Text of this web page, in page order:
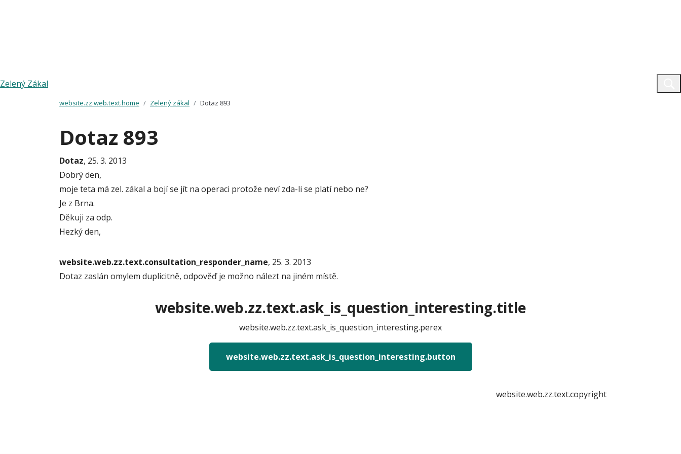
Zelený Zákal
website.zz.web.text.home Zelený zákal Dotaz 893
Dotaz 893
Dotaz, 25. 3. 2013
Dobrý den,
moje teta má zel. zákal a bojí se jít na operaci protože neví zda-li se platí nebo ne?
Je z Brna.
Děkuji za odp.
Hezký den,
website.web.zz.text.consultation_responder_name, 25. 3. 2013
Dotaz zaslán omylem duplicitně, odpověď je možno nálezt na jiném místě.
website.web.zz.text.ask_is_question_interesting.title
website.web.zz.text.ask_is_question_interesting.perex
website.web.zz.text.ask_is_question_interesting.button
website.web.zz.text.copyright